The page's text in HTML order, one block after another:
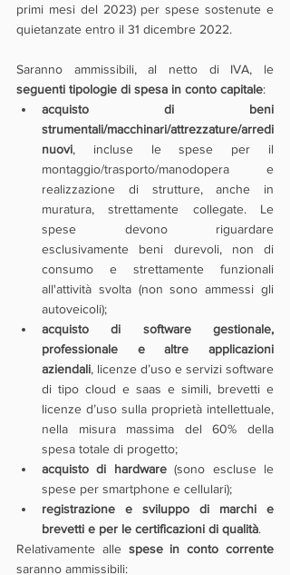
primi mesi del 2023) per spese sostenute e
quietanzate entro il 31 dicembre 2022.
seguenti tipologie di spesa in conto capitale:
acquisto di beni
strumentali/macchinari/attrezzature/arredi
nuovi, incluse le spese per il
montaggio/trasporto/manodopera e
realizzazione di strutture, anche in
muratura, strettamente collegate. Le
spese devono riguardare
esclusivamente beni durevoli, non di
consumo e strettamente funzionali
all'attività svolta (non sono ammessi gli
autoveicoli);
acquisto di software gestionale,
professionale e altre applicazioni
aziendali, licenze d’uso e servizi software
di tipo cloud e saas e simili, brevetti e
licenze d’uso sulla proprietà intellettuale,
nella misura massima del 60% della
spesa totale di progetto;
acquisto di hardware (sono escluse le
spese per smartphone e cellulari);
registrazione e sviluppo di marchi e
brevetti e per le certificazioni di qualità.
Relativamente alle spese in conto corrente
saranno ammissibili: